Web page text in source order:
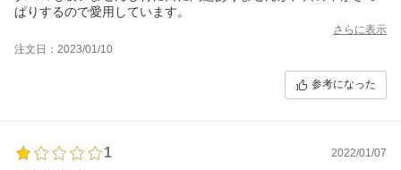
ぱりするので愛用しています。
さらに表示
注文日：2023/01/10
参考になった
1
2022/01/07